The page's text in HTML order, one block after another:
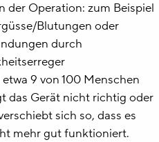
der Operation: zum Beispiel
Blutungen oder
durch
etwa 9 von 100 Menschen
das Gerät nicht richtig oder
sich so, dass es
mehr gut funktioniert.